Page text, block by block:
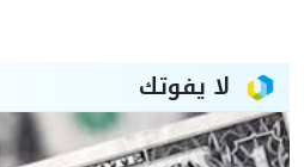
لا يفوتك